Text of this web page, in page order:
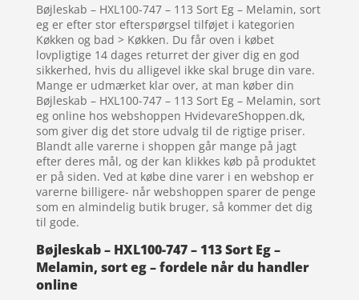
Bøjleskab – HXL100-747 – 113 Sort Eg – Melamin, sort
eg er efter stor efterspørgsel tilføjet i kategorien
Køkken og bad > Køkken. Du får oven i købet
lovpligtige 14 dages returret der giver dig en god
sikkerhed, hvis du alligevel ikke skal bruge din vare.
Mange er udmærket klar over, at man køber din
Bøjleskab – HXL100-747 – 113 Sort Eg – Melamin, sort
eg online hos webshoppen HvidevareShoppen.dk,
som giver dig det store udvalg til de rigtige priser.
Blandt alle varerne i shoppen går mange på jagt
efter deres mål, og der kan klikkes køb på produktet
er på siden. Ved at købe dine varer i en webshop er
varerne billigere- når webshoppen sparer de penge
som en almindelig butik bruger, så kommer det dig
til gode.
Bøjleskab – HXL100-747 – 113 Sort Eg –
Melamin, sort eg – fordele når du handler
online